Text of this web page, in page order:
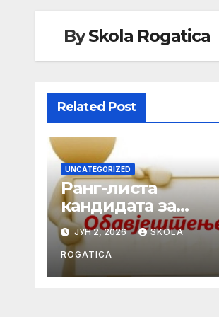
BySkola Rogatica
Related Post
UNCATEGORIZED
Ранг-листа
кандидата за
избор ученика
генерације у
школској
2025/2026. години
ЈУН 2, 2026 SKOLA
ROGATICA